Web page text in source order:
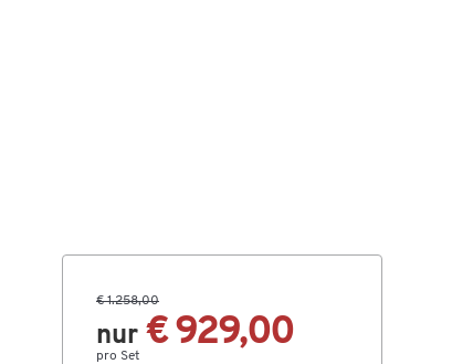
€ 1.258,00
nur € 929,00
pro Set